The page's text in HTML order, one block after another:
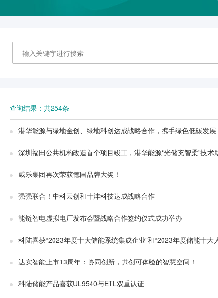
查询结果：共254条
港华能源与绿地金创、绿地科创达成战略合作，携手绿色低碳发展
深圳福田公共机构改造首个项目竣工，港华能源“光储充智柔”技术
威乐集团再次荣获德国品牌大奖！
强强联合！中科云创和十沣科技达成战略合作
能链智电虚拟电厂发布会暨战略合作签约仪式成功举办
科陆喜获“2023年度十大储能系统集成企业”和“2023年度储能十大
达实智能上市13周年：协同创新，共创可体验的智慧空间！
科陆储能产品喜获UL9540与ETL双重认证